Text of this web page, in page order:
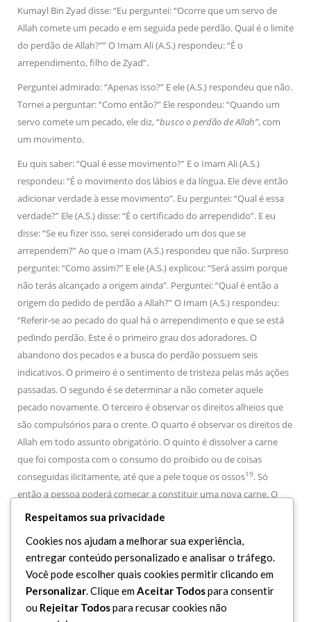
Kumayl Bin Zyad disse: “Eu perguntei: “Ocorre que um servo de
Allah comete um pecado e em seguida pede perdão. Qual é o limite
do perdão de Allah?”” O Imam Ali (A.S.) respondeu: “É o
arrependimento, filho de Zyad”.
Perguntei admirado: “Apenas isso?” E ele (A.S.) respondeu que não.
Tornei a perguntar: “Como então?” Ele respondeu: “Quando um
servo comete um pecado, ele diz, “busco o perdão de Allah”, com
um movimento.
Eu quis saber: “Qual é esse movimento?” E o Imam Ali (A.S.)
respondeu: “É o movimento dos lábios e da língua. Ele deve então
adicionar verdade à esse movimento”. Eu perguntei: “Qual é essa
verdade?” Ele (A.S.) disse: “É o certificado do arrependido”. E eu
disse: “Se eu fizer isso, serei considerado um dos que se
arrependem?” Ao que o Imam (A.S.) respondeu que não. Surpreso
perguntei: “Como assim?” E ele (A.S.) explicou: “Será assim porque
não terás alcançado a origem ainda”. Perguntei: “Qual é então a
origem do pedido de perdão a Allah?” O Imam (A.S.) respondeu:
“Referir-se ao pecado do qual há o arrependimento e que se está
pedindo perdão. Este é o primeiro grau dos adoradores. O
abandono dos pecados e a busca do perdão possuem seis
indicativos. O primeiro é o sentimento de tristeza pelas más ações
passadas. O segundo é se determinar a não cometer aquele
pecado novamente. O terceiro é observar os direitos alheios que
são compulsórios para o crente. O quarto é observar os direitos de
Allah em todo assunto obrigatório. O quinto é dissolver a carne
que foi composta com o consumo do proibido ou de coisas
conseguidas ilicitamente, até que a pele toque os ossos19. Só
então a pessoa poderá começar a constituir uma nova carne. O
sexto é fazer o corpo sofrer com a obediência a Allah tão
desobediência a Ele”.
19 Por meio do jejum.
Respeitamos sua privacidade
Cookies nos ajudam a melhorar sua experiência,
entregar conteúdo personalizado e analisar o tráfego.
Você pode escolher quais cookies permitir clicando em
Personalizar. Clique emAceitar Todospara consentir
ou Rejeitar Todospara recusar cookies não